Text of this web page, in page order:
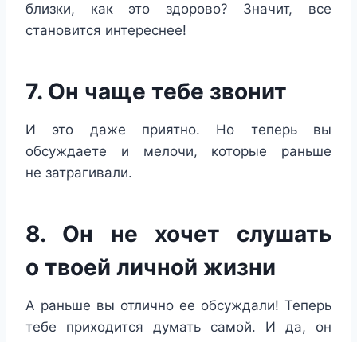
близки, как это здорово? Значит, все
становится интереснее!
7. Он чаще тебе звонит
И это даже приятно. Но теперь вы
обсуждаете и мелочи, которые раньше
не затрагивали.
8. Он не хочет слушать
о твоей личной жизни
А раньше вы отлично ее обсуждали! Теперь
тебе приходится думать самой. И да, он